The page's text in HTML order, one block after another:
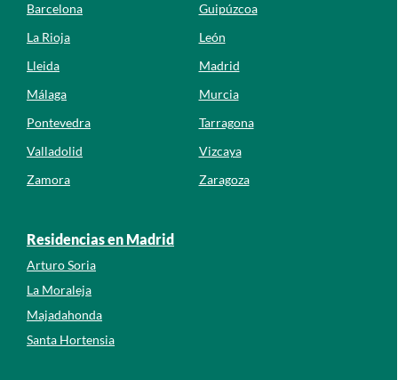
Barcelona
Guipúzcoa
La Rioja
León
Lleida
Madrid
Málaga
Murcia
Pontevedra
Tarragona
Valladolid
Vizcaya
Zamora
Zaragoza
Residencias en Madrid
Arturo Soria
La Moraleja
Majadahonda
Santa Hortensia